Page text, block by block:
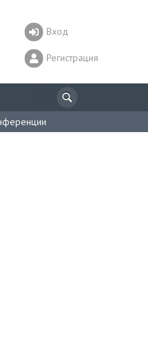
Вход
Регистрация